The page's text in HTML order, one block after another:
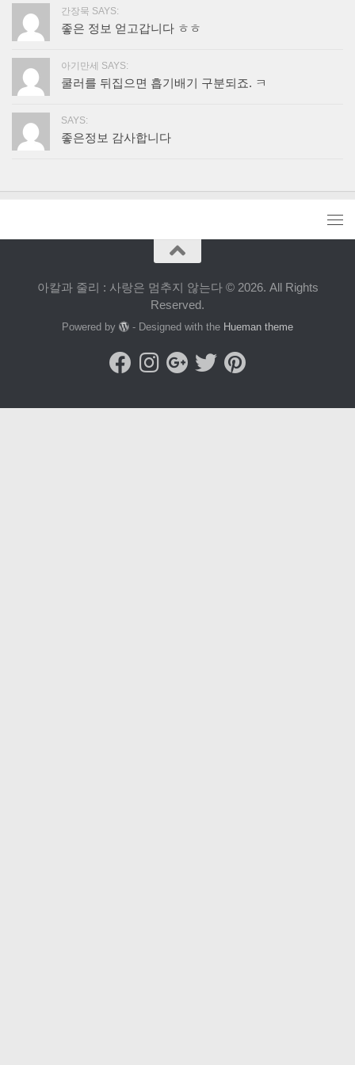
간장묵 SAYS:
좋은 정보 얻고갑니다 ㅎㅎ
아기만세 SAYS:
쿨러를 뒤집으면 흡기배기 구분되죠. ㅋ
SAYS:
좋은정보 감사합니다
아칼과 줄리 : 사랑은 멈추지 않는다 © 2026. All Rights
Reserved.
Powered by - Designed with the Hueman theme